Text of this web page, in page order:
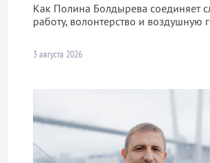
Как Полина Болдырева соединяет
работу, волонтерство и воздушную
3 августа 2026